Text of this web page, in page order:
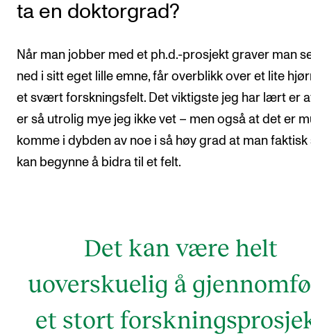
ta en doktorgrad?
Når man jobber med et ph.d.-prosjekt graver man
ned i sitt eget lille emne, får overblikk over et lite
et svært forskningsfelt. Det viktigste jeg har lært er
er så utrolig mye jeg ikke vet – men også at det er
komme i dybden av noe i så høy grad at man faktisk
kan begynne å bidra til et felt.
Det kan være helt
uoverskuelig å
et stort